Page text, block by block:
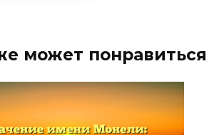
может понравиться